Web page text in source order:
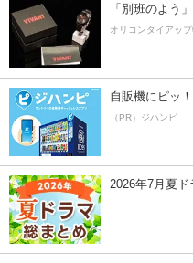
「別班のよう
オリコンタイアッ
自販機にピッ
（PR）ジハンピ
2026年7月夏